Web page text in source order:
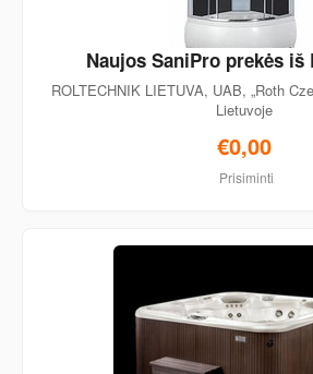
Naujos SaniPro prekės iš
ROLTECHNIK LIETUVA, UAB, „Roth
Lietuvoje
€0,00
Prisiminti